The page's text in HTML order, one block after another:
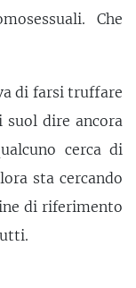
Che
di farsi truffare
suol dire ancora
cerca di
sta cercando
di riferimento